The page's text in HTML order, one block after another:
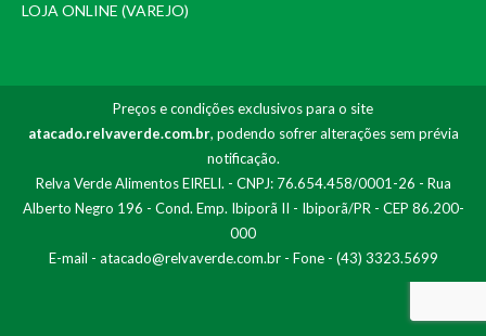
LOJA ONLINE (VAREJO)
Preços e condições exclusivos para o site
atacado.relvaverde.com.br, podendo sofrer alterações sem prévia
notificação.
Relva Verde Alimentos EIRELI. - CNPJ: 76.654.458/0001-26 - Rua
Alberto Negro 196 - Cond. Emp. Ibiporã II - Ibiporã/PR - CEP 86.200-
000
E-mail - atacado@relvaverde.com.br- Fone - (43) 3323.5699